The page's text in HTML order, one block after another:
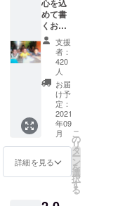
心を込
めて書
くお礼
のメー
ルと、
活動レ
ポート
をお送
りしま
す！
You will
receivi
ng our
sincere
支援
者：
420
人
お届
け予
定：
2021
年09
月
詳細を見る
こ
の
リ
タ
ー
ン
を
選
択
す
る